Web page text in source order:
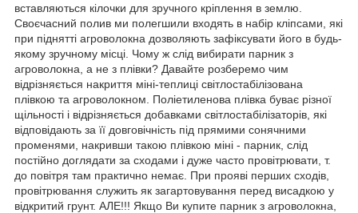
вставляються кілочки для зручного кріплення в землю.
Своєчасний полив ми полегшили входять в набір кліпсами, які
при піднятті агроволокна дозволяють зафіксувати його в будь-
якому зручному місці. Чому ж слід вибирати парник з
агроволокна, а не з плівки? Давайте розберемо чим
відрізняється накриття міні-теплиці світлостабілізована
плівкою та агроволокном. Поліетиленова плівка буває різної
щільності і відрізняється добавками світлостабілізаторів, які
відповідають за її довговічність під прямими сонячними
променями, накривши такою плівкою міні - парник, слід
постійно доглядати за сходами і дуже часто провітрювати, т.
до повітря там практично немає. При прояві перших сходів,
провітрювання служить як загартовування перед висадкою у
відкритий грунт. АЛЕ!!! Якщо Ви купите парник з агроволокна,